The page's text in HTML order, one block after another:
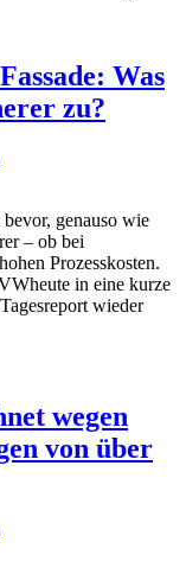
Was
zu?
genauso wie
– ob bei
Prozesskosten.
in eine kurze
wieder
wegen
von über